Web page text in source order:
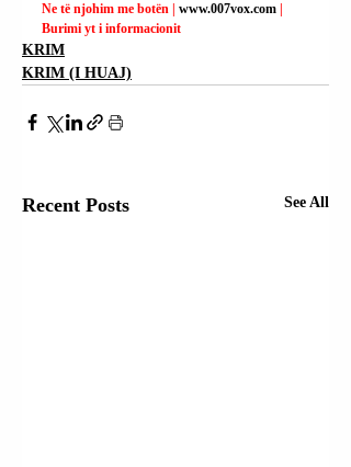
Ne të njohim me botën | www.007vox.com
Burimi yt i informacionit
KRIM
KRIM (I HUAJ)
Recent Posts See All